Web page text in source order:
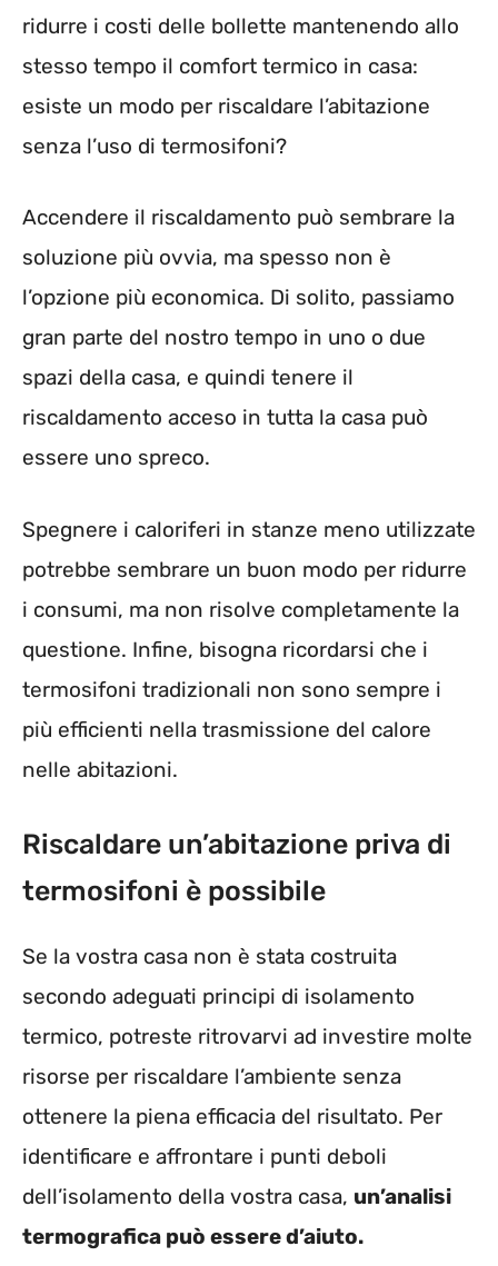
ridurre i costi delle bollette mantenendo allo
stesso tempo il comfort termico in casa:
esiste un modo per riscaldare l’abitazione
senza l’uso di termosifoni?
Accendere il riscaldamento può sembrare la
soluzione più ovvia, ma spesso non è
l’opzione più economica. Di solito, passiamo
gran parte del nostro tempo in uno o due
spazi della casa, e quindi tenere il
riscaldamento acceso in tutta la casa può
essere uno spreco.
Spegnere i caloriferi in stanze meno utilizzate
potrebbe sembrare un buon modo per ridurre
i consumi, ma non risolve completamente la
questione. Infine, bisogna ricordarsi che i
termosifoni tradizionali non sono sempre i
più efficienti nella trasmissione del calore
nelle abitazioni.
Riscaldare un’abitazione priva di
termosifoni è possibile
Se la vostra casa non è stata costruita
secondo adeguati principi di isolamento
termico, potreste ritrovarvi ad investire molte
risorse per riscaldare l’ambiente senza
ottenere la piena efficacia del risultato. Per
identificare e affrontare i punti deboli
dell’isolamento della vostra casa, un’analisi
termografica può essere d’aiuto.